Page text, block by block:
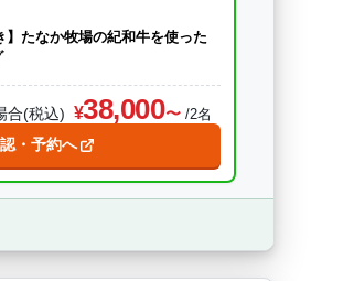
】たなか牧場の紀和牛を使った
合(税込) 38,000 /2名
・予約へ